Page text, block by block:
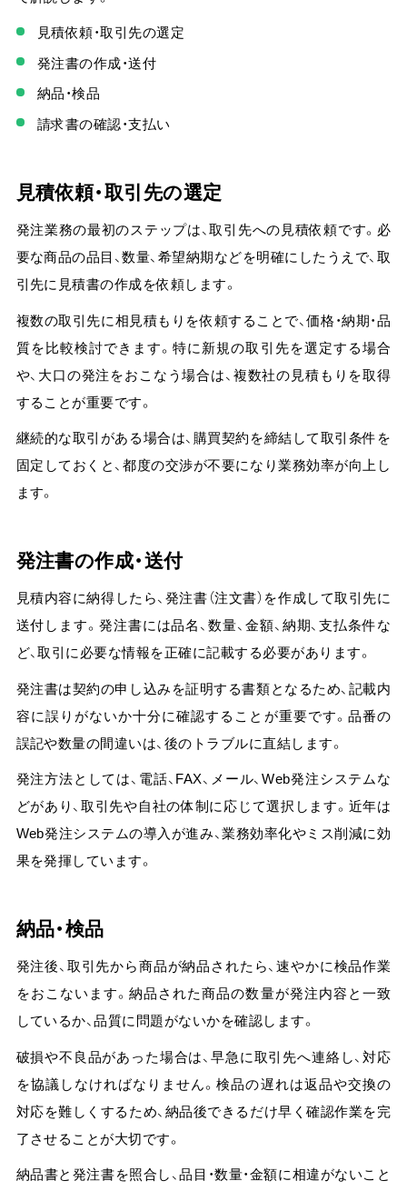
見積依頼・取引先の選定
発注書の作成・送付
納品・検品
請求書の確認・支払い
見積依頼・取引先の選定
発注業務の最初のステップは、取引先への見積依頼です。必
要な商品の品目、数量、希望納期などを明確にしたうえで、取
引先に見積書の作成を依頼します。
複数の取引先に相見積もりを依頼することで、価格・納期・品
質を比較検討できます。特に新規の取引先を選定する場合
や、大口の発注をおこなう場合は、複数社の見積もりを取得
することが重要です。
継続的な取引がある場合は、購買契約を締結して取引条件を
固定しておくと、都度の交渉が不要になり業務効率が向上し
ます。
発注書の作成・送付
見積内容に納得したら、発注書（注文書）を作成して取引先に
送付します。発注書には品名、数量、金額、納期、支払条件な
ど、取引に必要な情報を正確に記載する必要があります。
発注書は契約の申し込みを証明する書類となるため、記載内
容に誤りがないか十分に確認することが重要です。 品番の
誤記や数量の間違いは、後のトラブルに直結します。
発注方法としては、電話、FAX、メール、Web発注システムな
どがあり、取引先や自社の体制に応じて選択します。近年は
Web発注システムの導入が進み、業務効率化やミス削減に効
果を発揮しています。
納品・検品
発注後、取引先から商品が納品されたら、速やかに検品作業
をおこないます。納品された商品の数量が発注内容と一致
しているか、品質に問題がないかを確認します。
破損や不良品があった場合は、早急に取引先へ連絡し、対応
を協議しなければなりません。検品の遅れは返品や交換の
対応を難しくするため、納品後できるだけ早く確認作業を完
了させることが大切です。
納品書と発注書を照合し、品目・数量・金額に相違がないこと